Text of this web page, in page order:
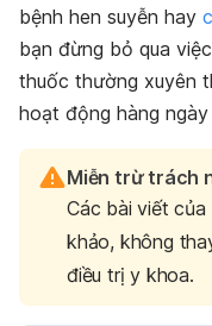
bệnh hen suyễn hay
bạn đừng bỏ qua
thuốc thường xuyên
hoạt động hàng
Miễn trừ trách
Các bài viết
khảo, không
điều trị y khoa.